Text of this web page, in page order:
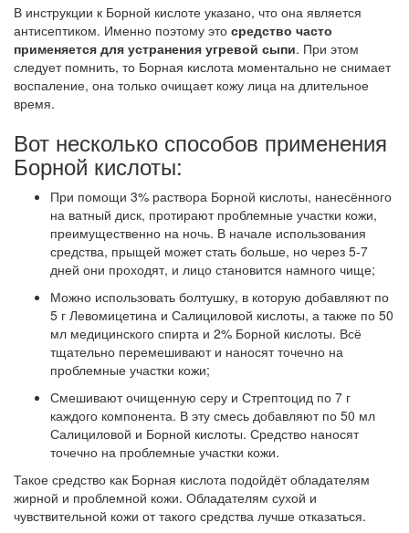
В инструкции к Борной кислоте указано, что она является
антисептиком. Именно поэтому это средство часто
применяется для устранения угревой сыпи. При этом
следует помнить, то Борная кислота моментально не снимает
воспаление, она только очищает кожу лица на длительное
время.
Вот несколько способов применения
Борной кислоты:
При помощи 3% раствора Борной кислоты, нанесённого
на ватный диск, протирают проблемные участки кожи,
преимущественно на ночь. В начале использования
средства, прыщей может стать больше, но через 5-7
дней они проходят, и лицо становится намного чище;
Можно использовать болтушку, в которую добавляют по
5 г Левомицетина и Салициловой кислоты, а также по 50
мл медицинского спирта и 2% Борной кислоты. Всё
тщательно перемешивают и наносят точечно на
проблемные участки кожи;
Смешивают очищенную серу и Стрептоцид по 7 г
каждого компонента. В эту смесь добавляют по 50 мл
Салициловой и Борной кислоты. Средство наносят
точечно на проблемные участки кожи.
Такое средство как Борная кислота подойдёт обладателям
жирной и проблемной кожи. Обладателям сухой и
чувствительной кожи от такого средства лучше отказаться.